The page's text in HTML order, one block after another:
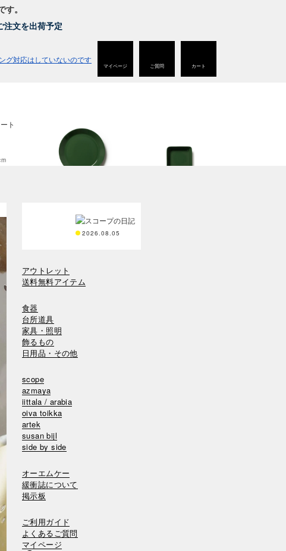
。
文を出荷予定
マイページ ご質問 カート
2026.08.05
アウトレット
送料無料アイテム
食器
台所道具
家具・照明
飾るもの
日用品・その他
scope
azmaya
iittala / arabia
oiva toikka
artek
susan bijl
side by side
オーエムケー
緩衝誌について
掲示板
ご利用ガイド
よくあるご質問
マイページ